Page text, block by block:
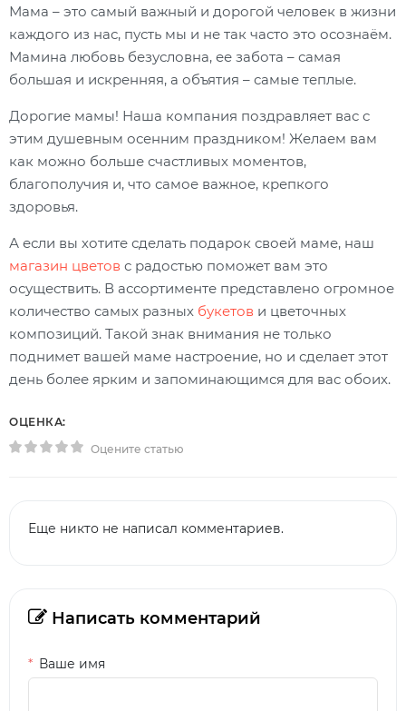
Мама – это самый важный и дорогой человек в жизни
каждого из нас, пусть мы и не так часто это осознаём.
Мамина любовь безусловна, ее забота – самая
большая и искренняя, а объятия – самые теплые.
Дорогие мамы! Наша компания поздравляет вас с
этим душевным осенним праздником! Желаем вам
как можно больше счастливых моментов,
благополучия и, что самое важное, крепкого
здоровья.
А если вы хотите сделать подарок своей маме, наш
магазин цветов с радостью поможет вам это
осуществить. В ассортименте представлено огромное
количество самых разных букетов и цветочных
композиций. Такой знак внимания не только
поднимет вашей маме настроение, но и сделает этот
день более ярким и запоминающимся для вас обоих.
ОЦЕНКА:
Оцените статью
Еще никто не написал комментариев.
Написать комментарий
Ваше имя